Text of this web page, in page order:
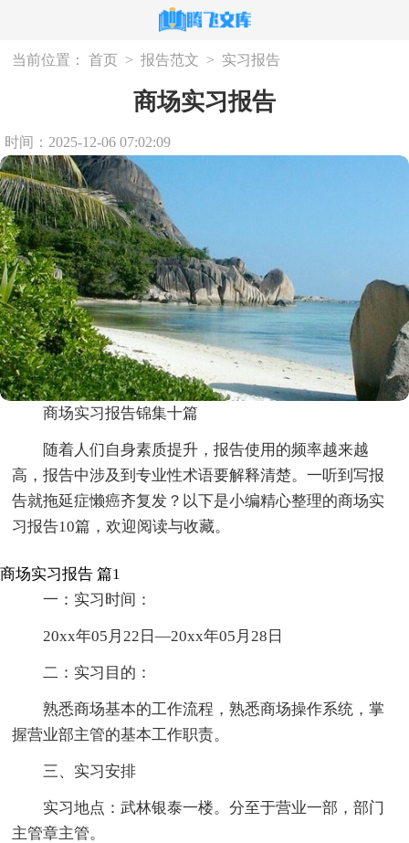
当前位置： 首页 > 报告范文 > 实习报告
商场实习报告
时间：2025-12-06 07:02:09
商场实习报告锦集十篇
随着人们自身素质提升，报告使用的频率越来越
高，报告中涉及到专业性术语要解释清楚。一听到写报
告就拖延症懒癌齐复发？以下是小编精心整理的商场实
习报告10篇，欢迎阅读与收藏。
商场实习报告 篇1
一：实习时间：
20xx年05月22日—20xx年05月28日
二：实习目的：
熟悉商场基本的工作流程，熟悉商场操作系统，掌
握营业部主管的基本工作职责。
三、实习安排
实习地点：武林银泰一楼。分至于营业一部，部门
主管章主管。